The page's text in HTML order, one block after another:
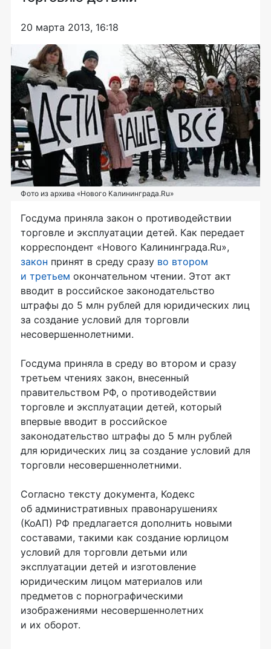
20 марта 2013, 16:18
Фото из архива «Нового Калининграда.Ru»
Госдума приняла закон о противодействии
торговле и эксплуатации детей. Как передает
корреспондент «Нового Калининграда.Ru»,
закон принят в среду сразу во втором
и третьем окончательном чтении. Этот акт
вводит в российское законодательство
штрафы до 5 млн рублей для юридических лиц
за создание условий для торговли
несовершеннолетними.
Госдума приняла в среду во втором и сразу
третьем чтениях закон, внесенный
правительством РФ, о противодействии
торговле и эксплуатации детей, который
впервые вводит в российское
законодательство штрафы до 5 млн рублей
для юридических лиц за создание условий для
торговли несовершеннолетними.
Согласно тексту документа, Кодекс
об административных правонарушениях
(КоАП) РФ предлагается дополнить новыми
составами, такими как создание юрлицом
условий для торговли детьми или
эксплуатации детей и изготовление
юридическим лицом материалов или
предметов с порнографическими
изображениями несовершеннолетних
и их оборот.